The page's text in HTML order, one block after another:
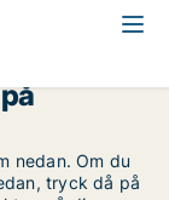
nedan. Om du
tryck då på